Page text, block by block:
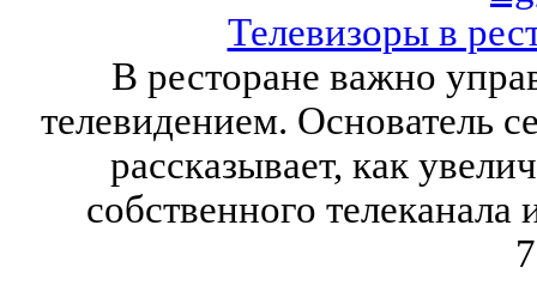
Телевизоры в
В ресторане важно
телевидением. Основатель
рассказывает, как
собственного телеканала